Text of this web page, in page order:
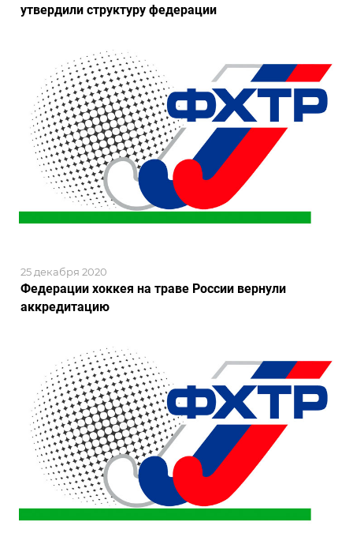
утвердили структуру федерации
Федерации хоккея на траве России вернули
аккредитацию
25 декабря 2020